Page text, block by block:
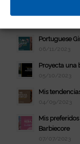
Portuguese
06/11/2023
Proyecta una
05/10/2023
Mis
04/09/2023
Mis
Barbiecore
07/07/2023